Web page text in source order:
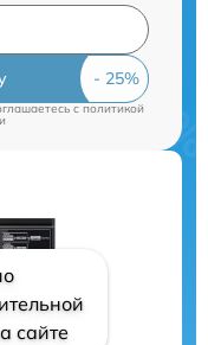
cполитикой
сайте